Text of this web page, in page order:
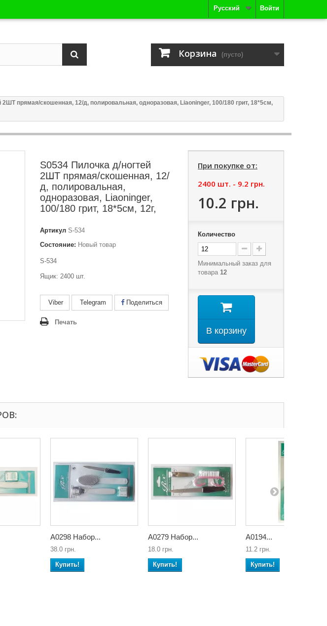
Войти
Русский
Корзина (пусто)
2ШТ прямая/скошенная, 12/д, полировальная, одноразовая, Liaoninger, 100/180 грит, 18*5см,
S0534 Пилочка д/ногтей
2ШТ прямая/скошенная, 12/
д, полировальная,
одноразовая, Liaoninger,
100/180 грит, 18*5см, 12г,
Артикул S-534
Состояние: Новый товар
S-534
Ящик: 2400 шт.
Viber Telegram Поделиться
Печать
При покупке от:
2400 шт. - 9.2 грн.
10.2 грн.
Количество
Минимальный заказ для
товара 12
В корзину
А0298 Набор...
38.0 грн.
Купить!
А0279 Набор...
18.0 грн.
Купить!
А0194...
11.2 грн.
Купить!